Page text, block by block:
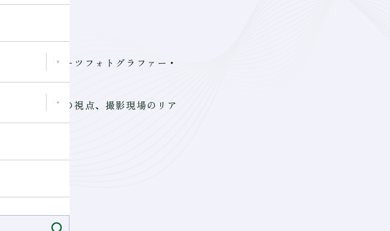
てきたスポーツフォトグラファー・
捉えるための視点、撮影現場のリア